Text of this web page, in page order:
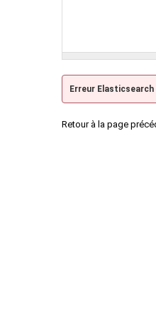
Erreur
Retour à la page